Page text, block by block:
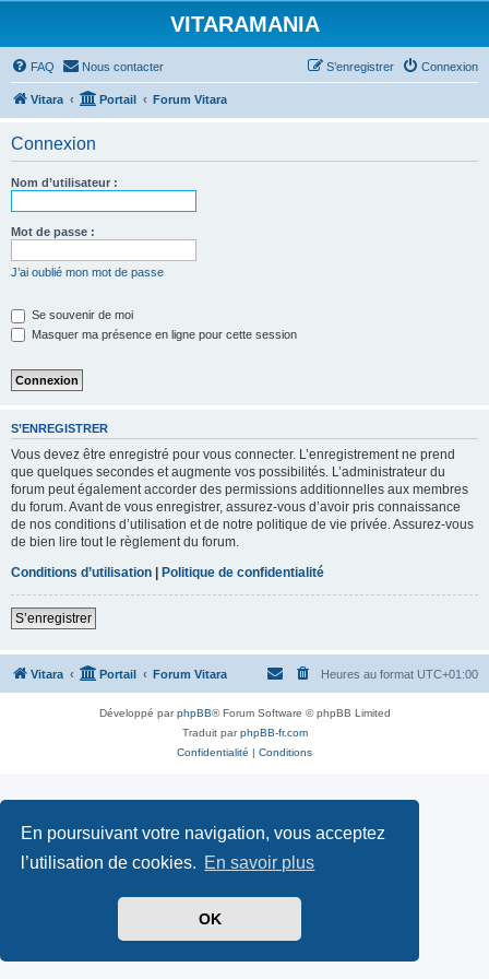
En poursuivant votre navigation, vous acceptez
l’utilisation de cookies. En savoir plus
OK
VITARAMANIA
FAQ Nous contacter Connexion
S’enregistrer
Vitara Portail Forum Vitara
Connexion
Nom d’utilisateur :
Mot de passe :
J’ai oublié mon mot de passe
Se souvenir de moi
Masquer ma présence en ligne pour cette session
S’ENREGISTRER
Vous devez être enregistré pour vous connecter. L’enregistrement ne prend
que quelques secondes et augmente vos possibilités. L’administrateur du
forum peut également accorder des permissions additionnelles aux membres
du forum. Avant de vous enregistrer, assurez-vous d’avoir pris connaissance
de nos conditions d’utilisation et de notre politique de vie privée. Assurez-vous
de bien lire tout le règlement du forum.
Conditions d’utilisation | Politique de confidentialité
S’enregistrer
Vitara Portail Forum Vitara Heures au format UTC+01:00
Développé parphpBB® Forum Software © phpBB Limited
Traduit parphpBB-fr.com
Confidentialité | Conditions